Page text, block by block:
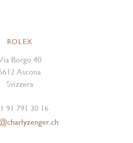
ROLEX
Borgo 40
Ascona
Svizzera
91 791 30 16